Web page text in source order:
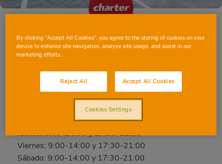
HIGUERUELAS
Santa Bárbara, 20, 46162, HIGUERUELAS,
Teléfono: 697550214
Jueves: 9:00-14:00 y 17:30-21:00
Viernes: 9:00-14:00 y 17:30-21:00
Sábado: 9:00-14:00 y 17:30-21:00
By clicking “Accept All Cookies”, you agree to the storing of cookies on your
device to enhance site navigation, analyze site usage, and assist in our
marketing efforts.
Reject All Accept All Cookies
Cookies Settings